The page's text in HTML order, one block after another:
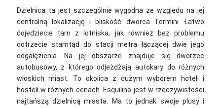
Dzielnica ta jest szczególnie wygodna ze względu na jej
centralną lokalizację i bliskość dworca Termini. Łatwo
dojedziecie tam z lotniska, jak również bez problemu
dotrzecie stamtąd do stacji metra łączącej dwie jego
odgałęzienia. Na jej obszarze znajduje się dworzec
autobusowy, z którego odjeżdżają autokary do różnych
włoskich miast. To okolica z dużym wyborem hoteli i
hosteli w różnych cenach. Esquilino jest w rzeczywistości
najtańszą dzielnicą miasta. Ma to jednak swoje plusy i